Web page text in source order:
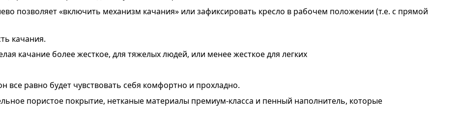
позволяет «включить механизм качания» или зафиксировать кресло в рабочем положении (т.е. с прямой
качания.
качание более жесткое, для тяжелых людей, или менее жесткое для легких
все равно будет чувствовать себя комфортно и прохладно.
пористое покрытие, нетканые материалы премиум-класса и пенный наполнитель, которые